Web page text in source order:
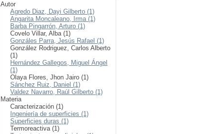
Autor
Agredo Diaz, Dayi Gilberto (1)
Angarita Moncaleano, Irma (1)
Barba Pingarrón, Arturo (1)
Covelo Villar, Alba (1)
Gonzáles Parra, Jesús Rafael (1)
González Rodriguez, Carlos Alberto
(1)
Hernández Gallegos, Miguel Ángel
(1)
Olaya Flores, Jhon Jairo (1)
Sánchez Ruiz, Daniel (1)
Valdez Navarro, Raúl Gilberto (1)
Materia
Caracterización (1)
Ingeniería de superficies (1)
Superficies duras (1)
Termoreactiva (1)